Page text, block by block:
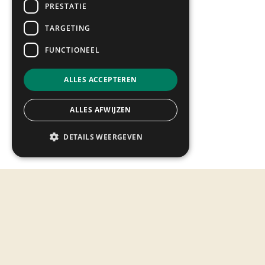
Winkels
Bezoek & Info
Openingstijden
Updates & events
Verbouwing
Contact
PRESTATIE
TARGETING
FUNCTIONEEL
ALLES ACCEPTEREN
ALLES AFWIJZEN
DETAILS WEERGEVEN